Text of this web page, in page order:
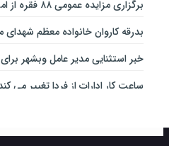
برگزاری مزایده عمومی ۸۸ فقره از املاک مازاد بانک ملت
بدرقه کاروان خانواده معظم شهدای منطقه ۲ به
خبر استثنایی مدیر عامل وبشهر برای سهامداران؛
ساعت کار ادارات از فردا تغییر می
خدمات‌دهي مترو به 4 ميليون و 100 هزار نفر مسافر در مناسبت‌هاي ملي و مذهبي